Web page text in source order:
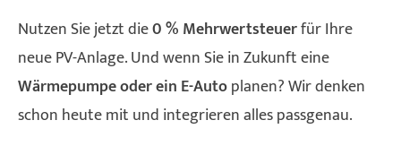
Nutzen Sie jetzt die0 % Mehrwertsteuerfür Ihre
neue PV-Anlage. Und wenn Sie in Zukunft eine
Wärmepumpe oder ein E-Autoplanen? Wir denken
schon heute mit und integrieren alles passgenau.